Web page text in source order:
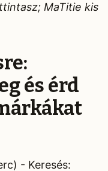
MaTitie kis
és érd
- Keresés: